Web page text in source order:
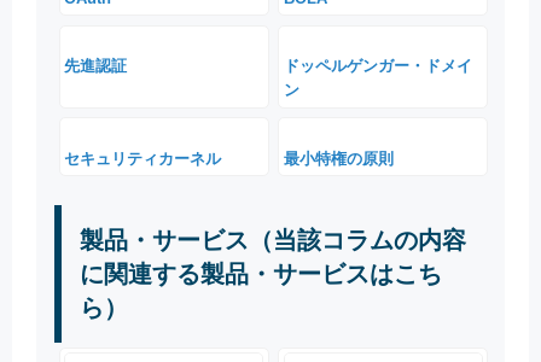
先進認証
ドッペルゲンガー・ドメイ
ン
セキュリティカーネル 最小特権の原則
製品・サービス（当該コラムの内容
に関連する製品・サービスはこち
ら）